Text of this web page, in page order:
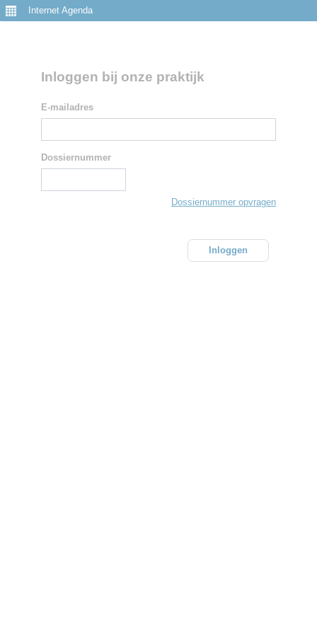
Internet Agenda
Inloggen bij onze praktijk
E-mailadres
Dossiernummer
Dossiernummer opvragen
Inloggen